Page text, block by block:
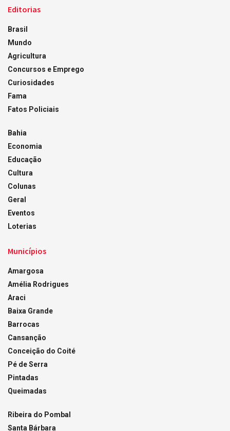
Editorias
Brasil
Mundo
Agricultura
Concursos e Emprego
Curiosidades
Fama
Fatos Policiais
Bahia
Economia
Educação
Cultura
Colunas
Geral
Eventos
Loterias
Municípios
Amargosa
Amélia Rodrigues
Araci
Baixa Grande
Barrocas
Cansanção
Conceição do Coité
Pé de Serra
Pintadas
Queimadas
Ribeira do Pombal
Santa Bárbara